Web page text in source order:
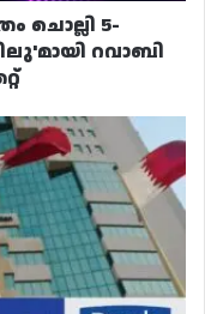
ചൊല്ലി 5-
റവാബി